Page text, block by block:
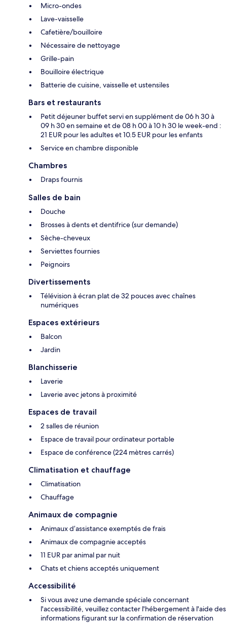
Micro-ondes
Lave-vaisselle
Cafetière/bouilloire
Nécessaire de nettoyage
Grille-pain
Bouilloire électrique
Batterie de cuisine, vaisselle et ustensiles
Bars et restaurants
Petit déjeuner buffet servi en supplément de 06 h 30 à
09 h 30 en semaine et de 08 h 00 à 10 h 30 le week-end :
21 EUR pour les adultes et 10.5 EUR pour les enfants
Service en chambre disponible
Chambres
Draps fournis
Salles de bain
Douche
Brosses à dents et dentifrice (sur demande)
Sèche-cheveux
Serviettes fournies
Peignoirs
Divertissements
Télévision à écran plat de 32 pouces avec chaînes
numériques
Espaces extérieurs
Balcon
Jardin
Blanchisserie
Laverie
Laverie avec jetons à proximité
Espaces de travail
2 salles de réunion
Espace de travail pour ordinateur portable
Espace de conférence (224 mètres carrés)
Climatisation et chauffage
Climatisation
Chauffage
Animaux de compagnie
Animaux d’assistance exemptés de frais
Animaux de compagnie acceptés
11 EUR par animal par nuit
Chats et chiens acceptés uniquement
Accessibilité
Si vous avez une demande spéciale concernant
l'accessibilité, veuillez contacter l'hébergement à l'aide des
informations figurant sur la confirmation de réservation